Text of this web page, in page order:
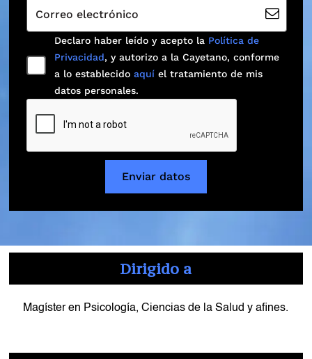
Correo electrónico
Declaro haber leído y acepto la Política de
Privacidad, y autorizo a la Cayetano, conforme
a lo establecido aquí el tratamiento de mis
datos personales.
Enviar datos
Dirigido a
Magíster en Psicología, Ciencias de la Salud y afines.